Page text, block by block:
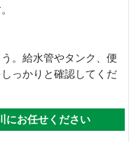
。給水管やタンク、便
っかりと確認してくだ
にお任せください